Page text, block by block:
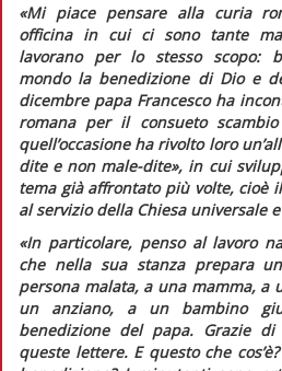
«Mi piace pensare alla curia
officina in cui ci sono tante
lavorano per lo stesso scopo:
mondo la benedizione di Dio e
dicembre papa Francesco ha
romana per il consueto
quell’occasione ha rivolto loro
dite e non male-dite», in cui
tema già affrontato più volte, cioè
al servizio della Chiesa universale
«In particolare, penso al lavoro
che nella sua stanza prepara
persona malata, a una mamma, a
un anziano, a un bambino
benedizione del papa. Grazie
queste lettere. E questo che